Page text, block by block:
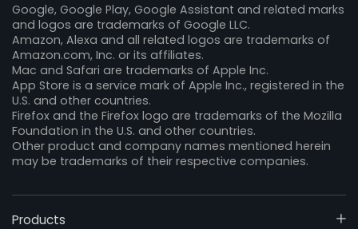
Google, Google Play, Google Assistant and related marks
and logos are trademarks of Google LLC.
Amazon, Alexa and all related logos are trademarks of
Amazon.com, Inc. or its affiliates.
Mac and Safari are trademarks of Apple Inc.
App Store is a service mark of Apple Inc., registered in the
U.S. and other countries.
Firefox and the Firefox logo are trademarks of the Mozilla
Foundation in the U.S. and other countries.
Other product and company names mentioned herein
may be trademarks of their respective companies.
Products